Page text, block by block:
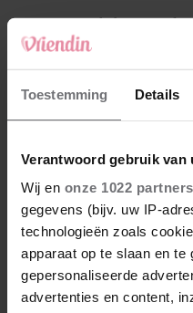
Toestemming Details
Verantwoord gebruik van
Wij en onze 1022 partners
gegevens (bijv. uw IP-
technologieën zoals
apparaat op te slaan en te
gepersonaliseerde
advertenties en content,
4 Makelaar
Hij sprak eng kalm’
5 Makelaar
durf ik bijna niet